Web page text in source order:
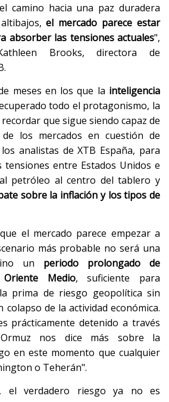
camino hacia una paz duradera
el mercado parece estar
absorber las tensiones actuales",
Brooks, directora de
meses en los que la inteligencia
todo el protagonismo, la
que sigue siendo capaz de
los mercados en cuestión de
analistas de XTB España, para
tensiones entre Estados Unidos e
petróleo al centro del tablero y
sobre la inflación y los tipos de
el mercado parece empezar a
más probable no será una
un periodo prolongado de
Medio, suficiente para
prima de riesgo geopolítica sin
de la actividad económica.
prácticamente detenido a través
nos dice más sobre la
en este momento que cualquier
o Teherán".
el verdadero riesgo ya no es